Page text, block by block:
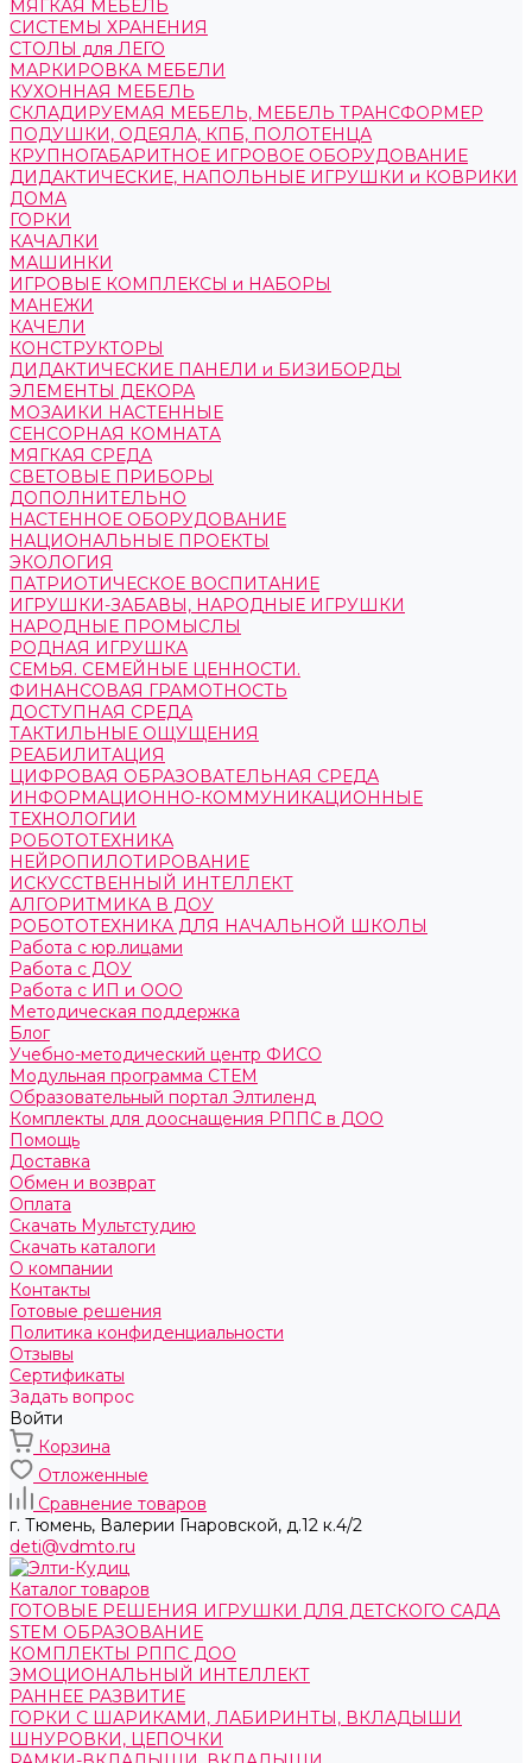
МЯГКАЯ МЕБЕЛЬ
СИСТЕМЫ ХРАНЕНИЯ
СТОЛЫ для ЛЕГО
МАРКИРОВКА МЕБЕЛИ
КУХОННАЯ МЕБЕЛЬ
СКЛАДИРУЕМАЯ МЕБЕЛЬ, МЕБЕЛЬ ТРАНСФОРМЕР
ПОДУШКИ, ОДЕЯЛА, КПБ, ПОЛОТЕНЦА
КРУПНОГАБАРИТНОЕ ИГРОВОЕ ОБОРУДОВАНИЕ
ДИДАКТИЧЕСКИЕ, НАПОЛЬНЫЕ ИГРУШКИ и КОВРИКИ
ДОМА
ГОРКИ
КАЧАЛКИ
МАШИНКИ
ИГРОВЫЕ КОМПЛЕКСЫ и НАБОРЫ
МАНЕЖИ
КАЧЕЛИ
КОНСТРУКТОРЫ
ДИДАКТИЧЕСКИЕ ПАНЕЛИ и БИЗИБОРДЫ
ЭЛЕМЕНТЫ ДЕКОРА
МОЗАИКИ НАСТЕННЫЕ
СЕНСОРНАЯ КОМНАТА
МЯГКАЯ СРЕДА
СВЕТОВЫЕ ПРИБОРЫ
ДОПОЛНИТЕЛЬНО
НАСТЕННОЕ ОБОРУДОВАНИЕ
НАЦИОНАЛЬНЫЕ ПРОЕКТЫ
ЭКОЛОГИЯ
ПАТРИОТИЧЕСКОЕ ВОСПИТАНИЕ
ИГРУШКИ-ЗАБАВЫ, НАРОДНЫЕ ИГРУШКИ
НАРОДНЫЕ ПРОМЫСЛЫ
РОДНАЯ ИГРУШКА
СЕМЬЯ. СЕМЕЙНЫЕ ЦЕННОСТИ.
ФИНАНСОВАЯ ГРАМОТНОСТЬ
ДОСТУПНАЯ СРЕДА
ТАКТИЛЬНЫЕ ОЩУЩЕНИЯ
РЕАБИЛИТАЦИЯ
ЦИФРОВАЯ ОБРАЗОВАТЕЛЬНАЯ СРЕДА
ИНФОРМАЦИОННО-КОММУНИКАЦИОННЫЕ
ТЕХНОЛОГИИ
РОБОТОТЕХНИКА
НЕЙРОПИЛОТИРОВАНИЕ
ИСКУССТВЕННЫЙ ИНТЕЛЛЕКТ
АЛГОРИТМИКА В ДОУ
РОБОТОТЕХНИКА ДЛЯ НАЧАЛЬНОЙ ШКОЛЫ
Работа с юр.лицами
Работа с ДОУ
Работа с ИП и ООО
Методическая поддержка
Блог
Учебно-методический центр ФИСО
Модульная программа СТЕМ
Образовательный портал Элтиленд
Комплекты для дооснащения РППС в ДОО
Помощь
Доставка
Обмен и возврат
Оплата
Скачать Мультстудию
Скачать каталоги
О компании
Контакты
Готовые решения
Политика конфиденциальности
Отзывы
Сертификаты
Задать вопрос
Войти
Корзина
Отложенные
Сравнение товаров
г. Тюмень, ​Валерии Гнаровской, д.12 к.4/2
deti@vdmto.ru
Каталог товаров
ГОТОВЫЕ РЕШЕНИЯ ИГРУШКИ ДЛЯ ДЕТСКОГО САДА
STEM ОБРАЗОВАНИЕ
КОМПЛЕКТЫ РППС ДОО
ЭМОЦИОНАЛЬНЫЙ ИНТЕЛЛЕКТ
РАННЕЕ РАЗВИТИЕ
ГОРКИ С ШАРИКАМИ, ЛАБИРИНТЫ, ВКЛАДЫШИ
ШНУРОВКИ, ЦЕПОЧКИ